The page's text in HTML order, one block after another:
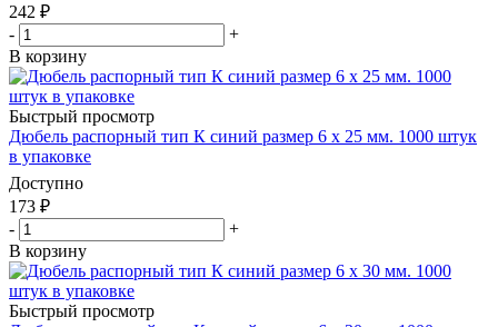
242 ₽
-
+
В корзину
Быстрый просмотр
Дюбель распорный тип К синий размер 6 х 25 мм. 1000 штук
в упаковке
Доступно
173 ₽
-
+
В корзину
Быстрый просмотр